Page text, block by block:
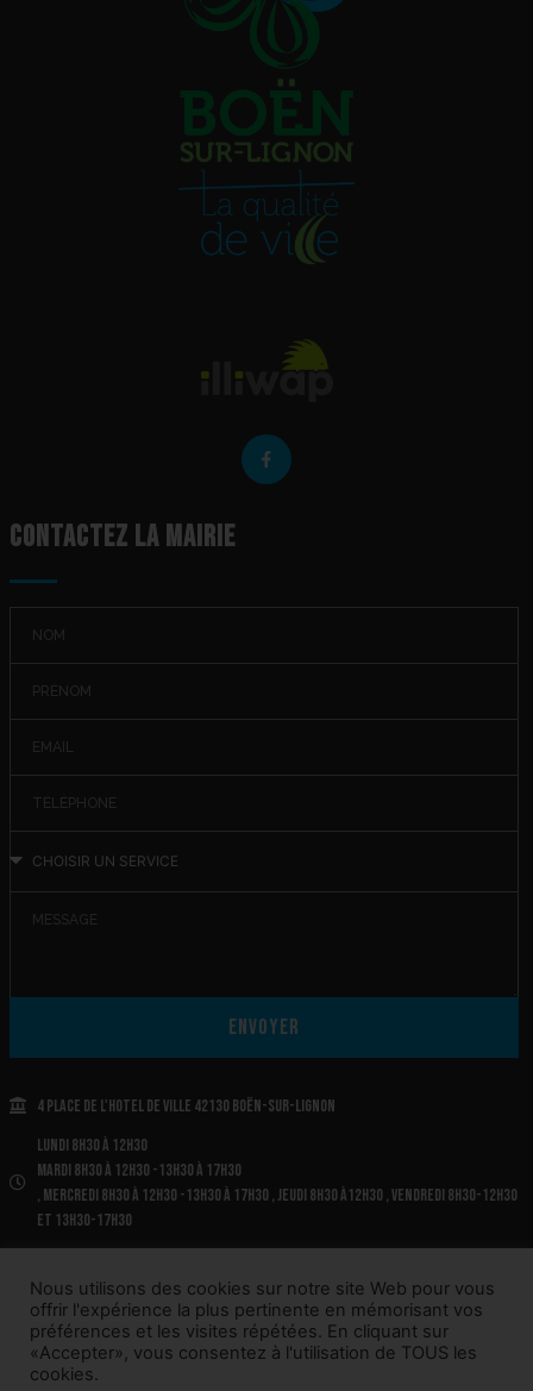
Contactez la mairie
Envoyer
4 place de l'Hotel de Ville 42130 BOËN-SUR-LIGNON
Lundi 8h30 à 12h30
Mardi 8h30 à 12h30 -13h30 à 17h30
, Mercredi 8h30 à 12h30 -13h30 à 17h30 , Jeudi 8h30 à12h30 , Vendredi 8h30-12h30
et 13h30-17h30
©2022 BOËN-SUR-LIGNON | MENTIONS LÉGALES | PLAN DE SITE
|POLITIQUE DE CONFIDENTIALITÉ
Nous utilisons des cookies sur notre site Web pour vous
offrir l'expérience la plus pertinente en mémorisant vos
préférences et les visites répétées. En cliquant sur
«Accepter», vous consentez à l'utilisation de TOUS les
cookies.